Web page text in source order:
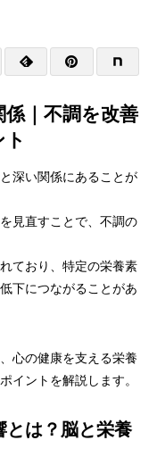
｜不調を改善
深い関係にあることが
見直すことで、不調の
ており、特定の栄養素
下につながることがあ
心の健康を支える栄養
イントを解説します。
とは？脳と栄養